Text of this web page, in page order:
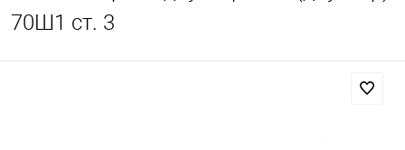
70Ш1 ст. 3